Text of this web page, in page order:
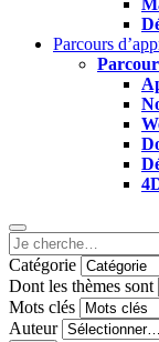
Parcours
Catégorie
Dont les thèmes sont
Mots clés
Auteur